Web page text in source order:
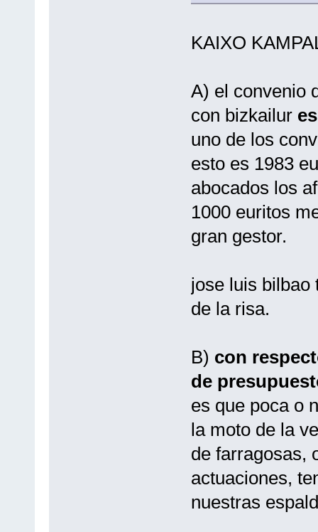
KAIXO
A) el convenio
con bizkailur
uno de los
esto es 1983
abocados los
1000 euritos
gran gestor.
jose luis bilbao
de la risa.
B) con
de
es que poca o
la moto de la
de farragosas,
actuaciones,
nuestras